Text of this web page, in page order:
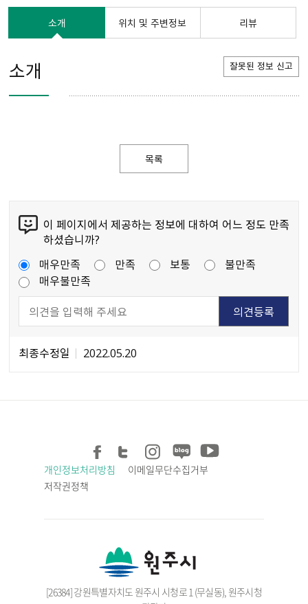
소개 위치 및 주변정보 리뷰
소개 잘못된 정보 신고
목록
이 페이지에서 제공하는 정보에 대하여 어느 정도 만족
하셨습니까?
매우만족
만족 보통
불만족
매우불만족
최종수정일 2022.05.20
개인정보처리방침
이메일무단수집거부
저작권정책
[26384] 강원특별자치도 원주시 시청로 1 (무실동), 원주시청